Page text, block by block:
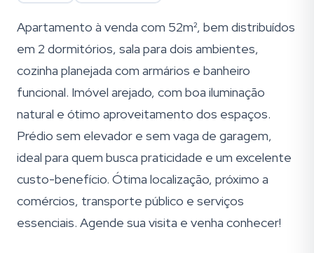
Apartamento à venda com 52m², bem distribuídos
em 2 dormitórios, sala para dois ambientes,
cozinha planejada com armários e banheiro
funcional. Imóvel arejado, com boa iluminação
natural e ótimo aproveitamento dos espaços.
Prédio sem elevador e sem vaga de garagem,
ideal para quem busca praticidade e um excelente
custo-benefício. Ótima localização, próximo a
comércios, transporte público e serviços
essenciais. Agende sua visita e venha conhecer!